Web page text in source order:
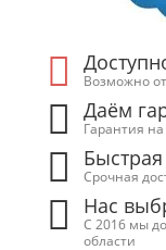
Возможно
Даём
Гарантия
Быстрая
Срочная
Нас
С 2016 мы
области